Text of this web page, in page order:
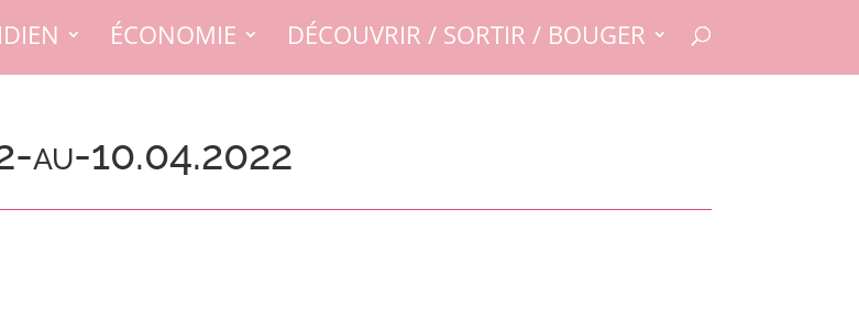
ÉCONOMIE DÉCOUVRIR / SORTIR / BOUGER
au-10.04.2022